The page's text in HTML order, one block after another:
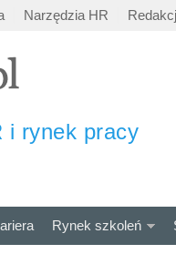
Narzędzia HR
i rynek pracy
Rynek szkoleń